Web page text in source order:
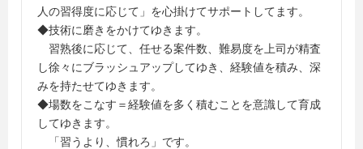
人の習得度に応じて」を心掛けてサポートしてます。
◆技術に磨きをかけてゆきます。
習熟後に応じて、任せる案件数、難易度を上司が精査
し徐々にブラッシュアップしてゆき、経験値を積み、深
みを持たせてゆきます。
◆場数をこなす＝経験値を多く積むことを意識して育成
してゆきます。
「習うより、慣れろ」です。